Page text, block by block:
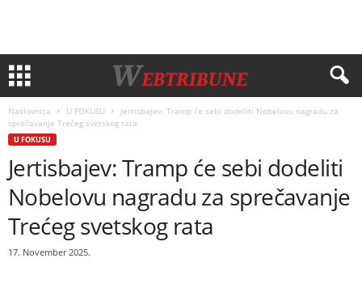
Naslovnica U FOKUSU
Jertisbajev: Tramp će sebi dodeliti Nobelovu nagradu za
sprečavanje Trećeg svetskog rata
U FOKUSU
Jertisbajev: Tramp će sebi dodeliti
Nobelovu nagradu za sprečavanje
Trećeg svetskog rata
17. November 2025.